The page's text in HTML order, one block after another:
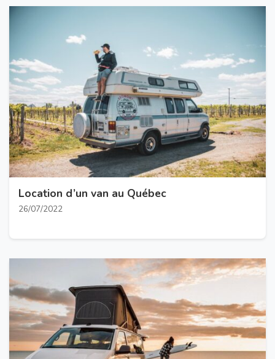
Location d’un van au Québec
26/07/2022